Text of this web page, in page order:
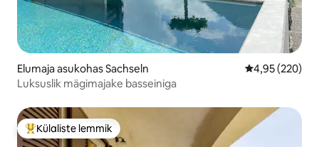
Elumaja asukohas Sachseln Keskmine
4,95 (220)
Luksuslik mägimajake basseiniga
Külaliste suur lemmik
Külaliste lemmik